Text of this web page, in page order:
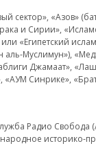
«Азов»
и Сирии»,
«Египетский
Муслимун»),
Джамаат»,
Синрике»,
Радио Свобода
историко-